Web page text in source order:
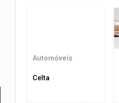
Automóveis
Celta